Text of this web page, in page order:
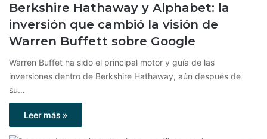
Berkshire Hathaway y Alphabet: la
inversión que cambió la visión de
Warren Buffett sobre Google
Warren Buffet ha sido el principal motor y guía de las
inversiones dentro de Berkshire Hathaway, aún después de
su…
Leer más »